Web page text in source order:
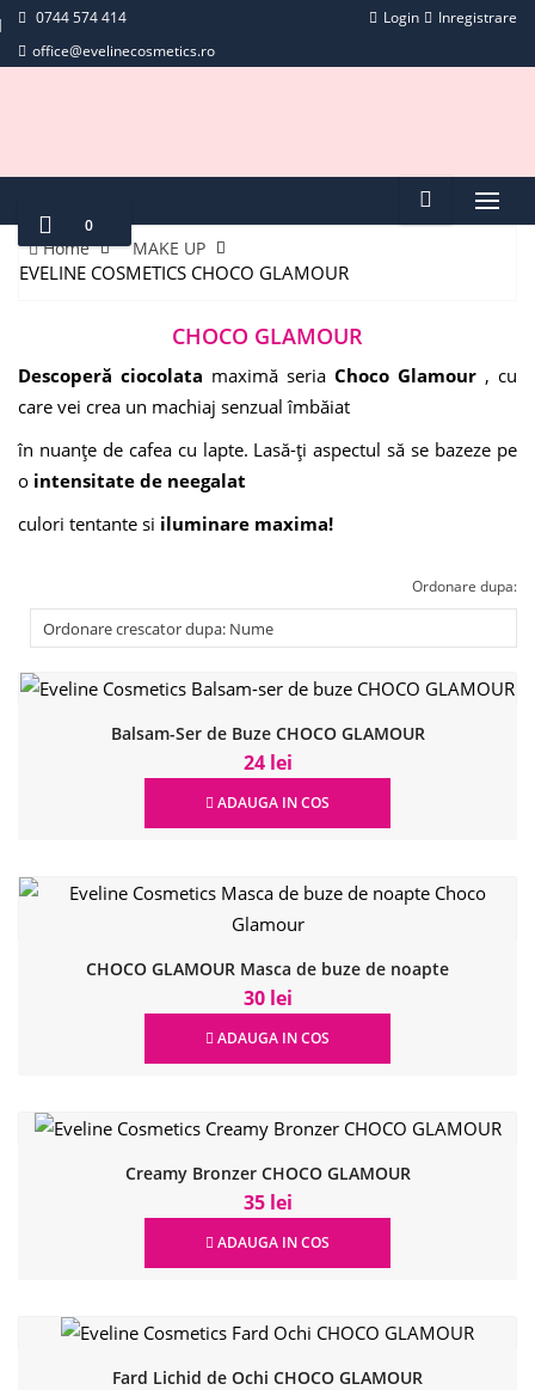
0744 574 414
office@evelinecosmetics.ro
Login Inregistrare
0
Home MAKE UP
EVELINE COSMETICS CHOCO GLAMOUR
CHOCO GLAMOUR
Descoperă ciocolata maximă seria Choco Glamour , cu
care vei crea un machiaj senzual îmbăiat
în nuanțe de cafea cu lapte. Lasă-ți aspectul să se bazeze pe
o intensitate de neegalat
culori tentante si iluminare maxima!
Ordonare dupa:
Balsam-Ser de Buze CHOCO GLAMOUR
24 lei
ADAUGA IN COS
CHOCO GLAMOUR Masca de buze de noapte
30 lei
ADAUGA IN COS
Creamy Bronzer CHOCO GLAMOUR
35 lei
ADAUGA IN COS
Fard Lichid de Ochi CHOCO GLAMOUR